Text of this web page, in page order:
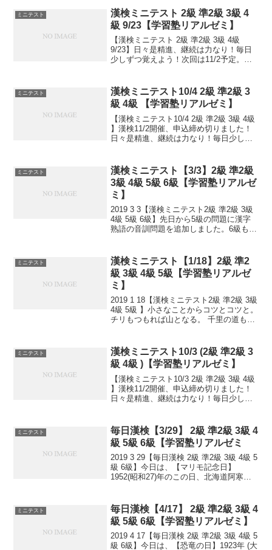
り！毎日少しずつ覚えよう！
ミニテスト
漢検ミニテスト 2級 準2級 3級 4
級 9/23【学習塾リアルゼミ】
【漢検ミニテスト 2級 準2級 3級 4級
9/23】日々是精進、継続は力なり！毎日
少しずつ覚えよう！次回は11/2予定。受
す。連絡は塾で直接言っていただくか、
こちらから...
ミニテスト
漢検ミニテスト10/4 2級 準2級 3
級 4級 【学習塾リアルゼミ】
【漢検ミニテスト10/4 2級 準2級 3級 4級
】漢検11/2開催、申込締め切りました！
日々是精進、継続は力なり！毎日少しず
ミニテスト
漢検ミニテスト【3/3】2級 準2級
3級 4級 5級 6級【学習塾リアルゼ
ミ】
2019 3 3【漢検ミニテスト2級 準2級 3級
4級 5級 6級】先日から5級の問題に漢字
熟語の音訓問題を追加しました。6級も追
も一歩から。 日々是精進、継続は...
ミニテスト
漢検ミニテスト【1/18】2級 準2
級 3級 4級 5級【学習塾リアルゼ
ミ】
2019 1 18【漢検ミニテスト2級 準2級 3級
4級 5級 】小さなことからコツとコツと。
チリもつもれば山となる。 千里の道も一
熟語問題などの出来具合が合...
ミニテスト
漢検ミニテスト10/3 (2級 準2級 3
級 4級 )【学習塾リアルゼミ】
【漢検ミニテスト10/3 2級 準2級 3級 4級
】漢検11/2開催、申込締め切りました！
日々是精進、継続は力なり！毎日少しず
ミニテスト
毎日漢検【3/29】 2級 準2級 3級 4
級 5級 6級【学習塾リアルゼミ
2019 3 29【毎日漢検 2級 準2級 3級 4級 5
級 6級】今日は、【マリモ記念日】
1952(昭和27)年のこの日、北海道阿寒湖
群遊海面、鹿児島県出水市のナベヅ...
ミニテスト
毎日漢検【4/17】 2級 準2級 3級 4
級 5級 6級【学習塾リアルゼミ】
2019 4 17【毎日漢検 2級 準2級 3級 4級 5
級 6級】今日は、【恐竜の日】1923年 (大